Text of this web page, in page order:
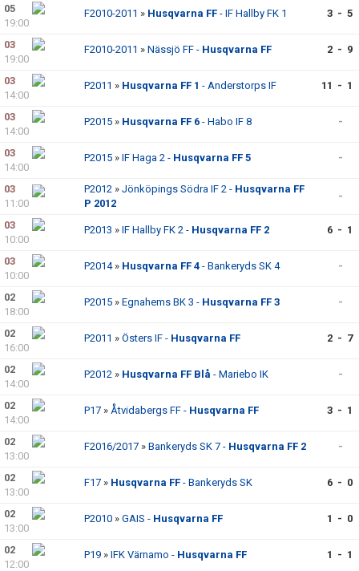
05
19:00
F2010-2011 » Husqvarna FF - IF Hallby FK 1 3 - 5
03
19:00
F2010-2011 » Nässjö FF - Husqvarna FF 2 - 9
03
14:00
P2011 » Husqvarna FF 1 - Anderstorps IF 11 - 1
03
14:00
P2015 » Husqvarna FF 6 - Habo IF 8 -
03
14:00
P2015 » IF Haga 2 - Husqvarna FF 5 -
03
11:00
P2012 » Jönköpings Södra IF 2 - Husqvarna FF
P 2012
-
03
10:00
P2013 » IF Hallby FK 2 - Husqvarna FF 2 6 - 1
03
10:00
P2014» Husqvarna FF 4 - Bankeryds SK 4 -
02
18:00
P2015 » Egnahems BK 3 - Husqvarna FF 3 -
02
16:00
P2011 » Östers IF - Husqvarna FF 2 - 7
02
14:00
P2012 » Husqvarna FF Blå - Mariebo IK -
02
14:00
P17 » Åtvidabergs FF - Husqvarna FF 3 - 1
02
13:00
F2016/2017 » Bankeryds SK 7 - Husqvarna FF 2 -
02
13:00
F17 » Husqvarna FF - Bankeryds SK 6 - 0
02
13:00
P2010 » GAIS - Husqvarna FF 1 - 0
02
12:00
P19 » IFK Värnamo - Husqvarna FF 1 - 1